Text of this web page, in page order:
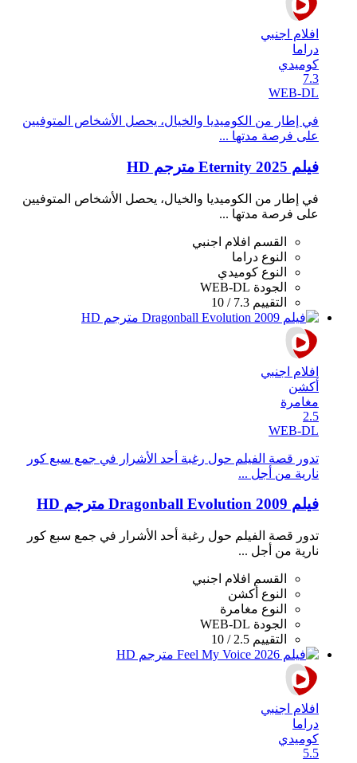
افلام اجنبي
دراما
كوميدي
7.3
WEB-DL
في إطار من الكوميديا والخيال، يحصل الأشخاص المتوفيين
على فرصة مدتها ...
فيلم Eternity 2025 مترجم HD
في إطار من الكوميديا والخيال، يحصل الأشخاص المتوفيين
على فرصة مدتها ...
القسم
افلام اجنبي
النوع دراما
النوع كوميدي
الجودة WEB-DL
التقييم 7.3 / 10
افلام اجنبي
أكشن
مغامرة
2.5
WEB-DL
تدور قصة الفيلم حول رغبة أحد الأشرار في جمع سبع كور
نارية من أجل ...
فيلم Dragonball Evolution 2009 مترجم HD
تدور قصة الفيلم حول رغبة أحد الأشرار في جمع سبع كور
نارية من أجل ...
القسم
افلام اجنبي
النوع أكشن
النوع مغامرة
الجودة WEB-DL
التقييم 2.5 / 10
افلام اجنبي
دراما
كوميدي
5.5